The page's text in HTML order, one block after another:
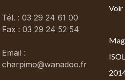
Tél. : 03 29 24 61 00
Fax : 03 29 24 52 54
Email :
charpimo@wanadoo.fr
Voir